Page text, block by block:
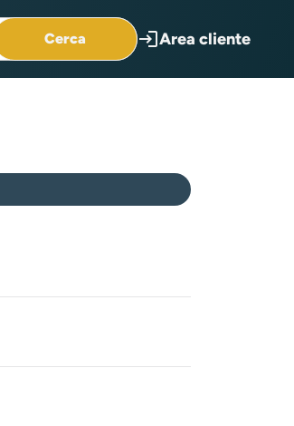
Cerca loginArea cliente